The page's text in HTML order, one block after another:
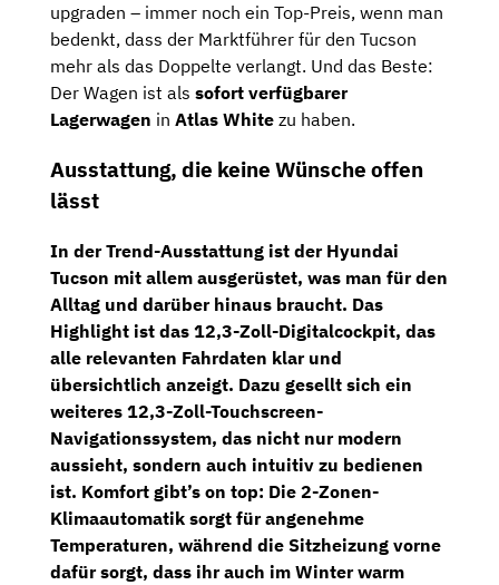
upgraden – immer noch ein Top-Preis, wenn man
bedenkt, dass der Marktführer für den Tucson
mehr als das Doppelte verlangt. Und das Beste:
Der Wagen ist als sofort verfügbarer
Lagerwagen in Atlas White zu haben.
Ausstattung, die keine Wünsche offen
lässt
In derTrend-Ausstattung ist der Hyundai
Tucson mit allem ausgerüstet, was man für den
Alltag und darüber hinaus braucht. Das
Highlight ist das 12,3-Zoll-Digitalcockpit, das
alle relevanten Fahrdaten klar und
übersichtlich anzeigt. Dazu gesellt sich ein
weiteres 12,3-Zoll-Touchscreen-
Navigationssystem, das nicht nur modern
aussieht, sondern auch intuitiv zu bedienen
ist. Komfort gibt’s on top: Die 2-Zonen-
Klimaautomatik sorgt für angenehme
Temperaturen, während die Sitzheizung vorne
dafür sorgt, dass ihr auch im Winter warm